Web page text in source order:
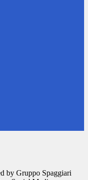
by Gruppo Spaggiari